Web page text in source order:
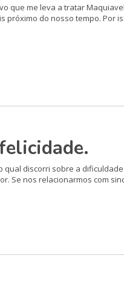
que me leva a tratar
do nosso tempo. Por
qual discorri sobre a
Se nos relacionarmos com